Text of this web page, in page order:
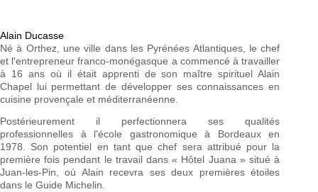
Alain Ducasse
Né à Orthez, une ville dans les Pyrénées Atlantiques, le chef
et l'entrepreneur franco-monégasque a commencé à travailler
à 16 ans où il était apprenti de son maître spirituel Alain
Chapel lui permettant de développer ses connaissances en
cuisine provençale et méditerranéenne.
Postérieurement il perfectionnera ses qualités
professionnelles à l'école gastronomique à Bordeaux en
1978. Son potentiel en tant que chef sera attribué pour la
première fois pendant le travail dans « Hôtel Juana » situé à
Juan-les-Pin, où Alain recevra ses deux premières étoiles
dans le Guide Michelin.